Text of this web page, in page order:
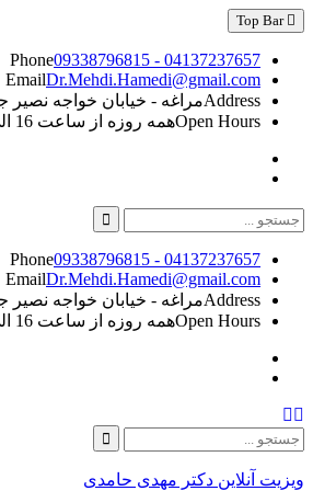
Skip
to
content
Top Bar
Phone09338796815 - 04137237657
EmailDr.Mehdi.Hamedi@gmail.com
Addressمراغه - خیابان خواجه نصیر
Open Hoursهمه روزه از ساعت 16 الی 20
Search
for:
Phone09338796815 - 04137237657
EmailDr.Mehdi.Hamedi@gmail.com
Addressمراغه - خیابان خواجه نصیر
Open Hoursهمه روزه از ساعت 16 الی 20
Search
Search
for:
ویزیت آنلاین دکتر مهدی حامدی